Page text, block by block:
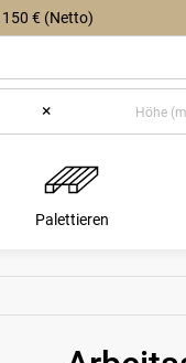
€ (Netto)
×
Palettieren